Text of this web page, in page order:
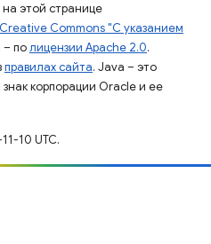
этой странице
Commons "С указанием
– полицензии Apache 2.0.
правилах сайта. Java – это
корпорации Oracle и ее
10 UTC.